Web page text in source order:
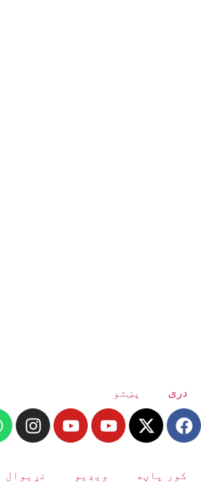
دری پښتو
کور پاڼه ویډیو نړیوال